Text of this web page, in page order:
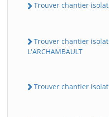
Trouver chantier
Trouver chantier
L'ARCHAMBAULT
Trouver chantier